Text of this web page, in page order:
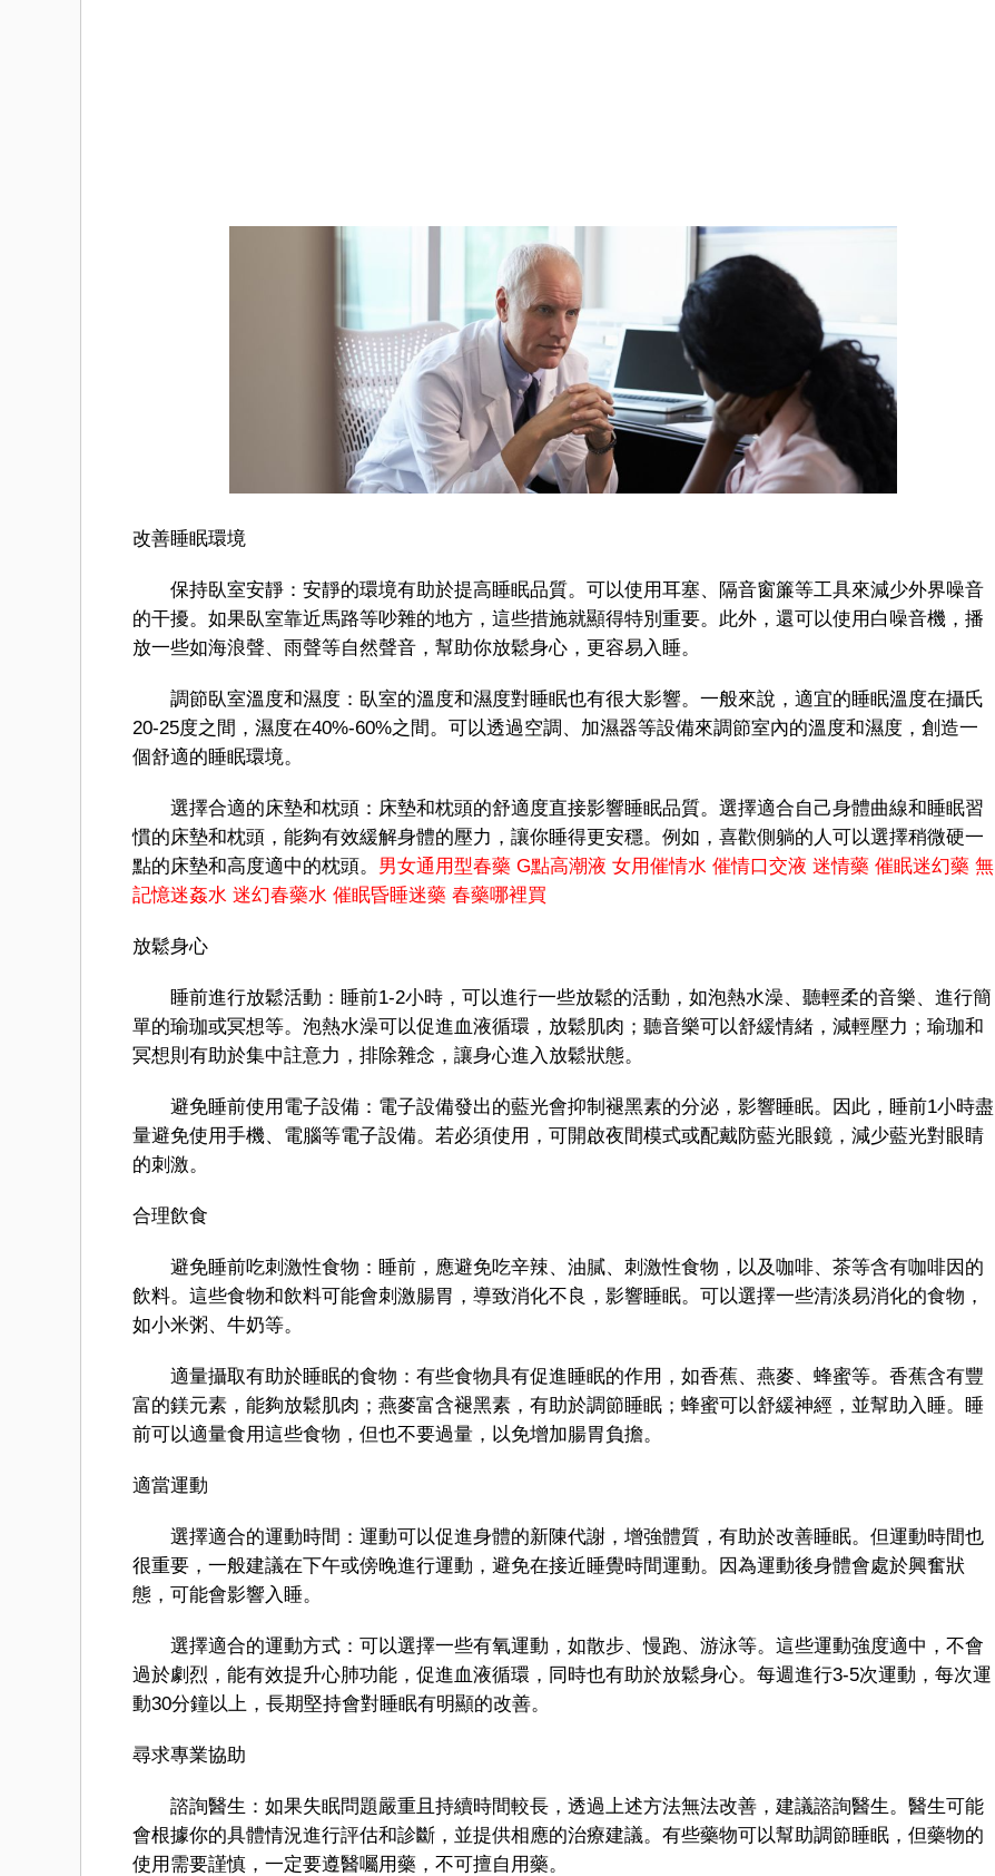
改善睡眠環境
保持臥室安靜：安靜的環境有助於提高睡眠品質。可以使用耳塞、隔音窗簾等工具來減少外界噪音
的干擾。如果臥室靠近馬路等吵雜的地方，這些措施就顯得特別重要。此外，還可以使用白噪音機，播
放一些如海浪聲、雨聲等自然聲音，幫助你放鬆身心，更容易入睡。
調節臥室溫度和濕度：臥室的溫度和濕度對睡眠也有很大影響。一般來說，適宜的睡眠溫度在攝氏
20-25度之間，濕度在40%-60%之間。可以透過空調、加濕器等設備來調節室內的溫度和濕度，創造一
個舒適的睡眠環境。
選擇合適的床墊和枕頭：床墊和枕頭的舒適度直接影響睡眠品質。選擇適合自己身體曲線和睡眠習
慣的床墊和枕頭，能夠有效緩解身體的壓力，讓你睡得更安穩。例如，喜歡側躺的人可以選擇稍微硬一
點的床墊和高度適中的枕頭。 男女通用型春藥 G點高潮液 女用催情水 催情口交液 迷情藥 催眠迷幻藥 無
記憶迷姦水 迷幻春藥水 催眠昏睡迷藥 春藥哪裡買
放鬆身心
睡前進行放鬆活動：睡前1-2小時，可以進行一些放鬆的活動，如泡熱水澡、聽輕柔的音樂、進行簡
單的瑜珈或冥想等。泡熱水澡可以促進血液循環，放鬆肌肉；聽音樂可以舒緩情緒，減輕壓力；瑜珈和
冥想則有助於集中註意力，排除雜念，讓身心進入放鬆狀態。
避免睡前使用電子設備：電子設備發出的藍光會抑制褪黑素的分泌，影響睡眠。因此，睡前1小時盡
量避免使用手機、電腦等電子設備。若必須使用，可開啟夜間模式或配戴防藍光眼鏡，減少藍光對眼睛
的刺激。
合理飲食
避免睡前吃刺激性食物：睡前，應避免吃辛辣、油膩、刺激性食物，以及咖啡、茶等含有咖啡因的
飲料。這些食物和飲料可能會刺激腸胃，導致消化不良，影響睡眠。可以選擇一些清淡易消化的食物，
如小米粥、牛奶等。
適量攝取有助於睡眠的食物：有些食物具有促進睡眠的作用，如香蕉、燕麥、蜂蜜等。香蕉含有豐
富的鎂元素，能夠放鬆肌肉；燕麥富含褪黑素，有助於調節睡眠；蜂蜜可以舒緩神經，並幫助入睡。睡
前可以適量食用這些食物，但也不要過量，以免增加腸胃負擔。
適當運動
選擇適合的運動時間：運動可以促進身體的新陳代謝，增強體質，有助於改善睡眠。但運動時間也
很重要，一般建議在下午或傍晚進行運動，避免在接近睡覺時間運動。因為運動後身體會處於興奮狀
態，可能會影響入睡。
選擇適合的運動方式：可以選擇一些有氧運動，如散步、慢跑、游泳等。這些運動強度適中，不會
過於劇烈，能有效提升心肺功能，促進血液循環，同時也有助於放鬆身心。每週進行3-5次運動，每次運
動30分鐘以上，長期堅持會對睡眠有明顯的改善。
尋求專業協助
諮詢醫生：如果失眠問題嚴重且持續時間較長，透過上述方法無法改善，建議諮詢醫生。醫生可能
會根據你的具體情況進行評估和診斷，並提供相應的治療建議。有些藥物可以幫助調節睡眠，但藥物的
使用需要謹慎，一定要遵醫囑用藥，不可擅自用藥。